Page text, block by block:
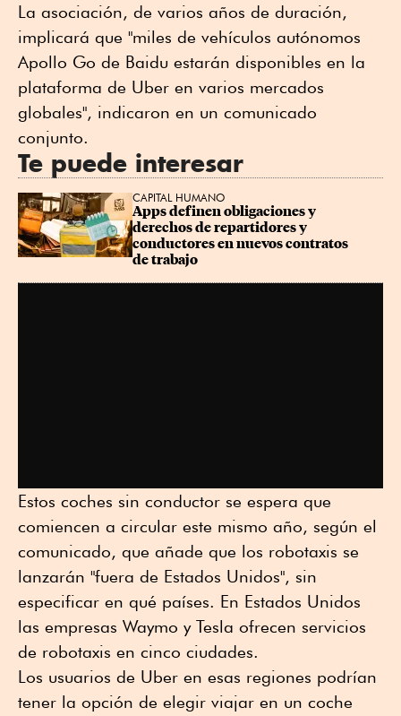
La asociación, de varios años de duración,
implicará que "miles de vehículos autónomos
Apollo Go de Baidu estarán disponibles en la
plataforma de Uber en varios mercados
globales", indicaron en un comunicado
conjunto.
Te puede interesar
CAPITAL HUMANO
Apps definen obligaciones y
derechos de repartidores y
conductores en nuevos contratos
de trabajo
Estos coches sin conductor se espera que
comiencen a circular este mismo año, según el
comunicado, que añade que los robotaxis se
lanzarán "fuera de Estados Unidos", sin
especificar en qué países. En Estados Unidos
las empresas Waymo y Tesla ofrecen servicios
de robotaxis en cinco ciudades.
Los usuarios de Uber en esas regiones podrían
tener la opción de elegir viajar en un coche